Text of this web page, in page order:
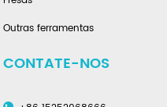
Outras ferramentas
CONTATE-NOS